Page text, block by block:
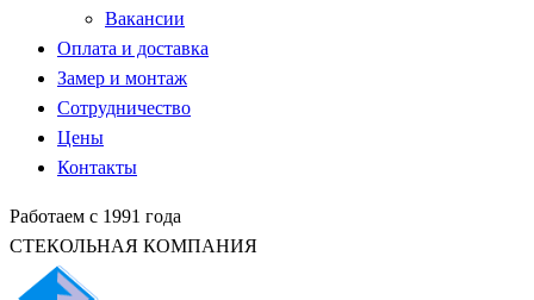
Вакансии
Оплата и доставка
Замер и монтаж
Сотрудничество
Цены
Контакты
Работаем с 1991 года
СТЕКОЛЬНАЯ КОМПАНИЯ